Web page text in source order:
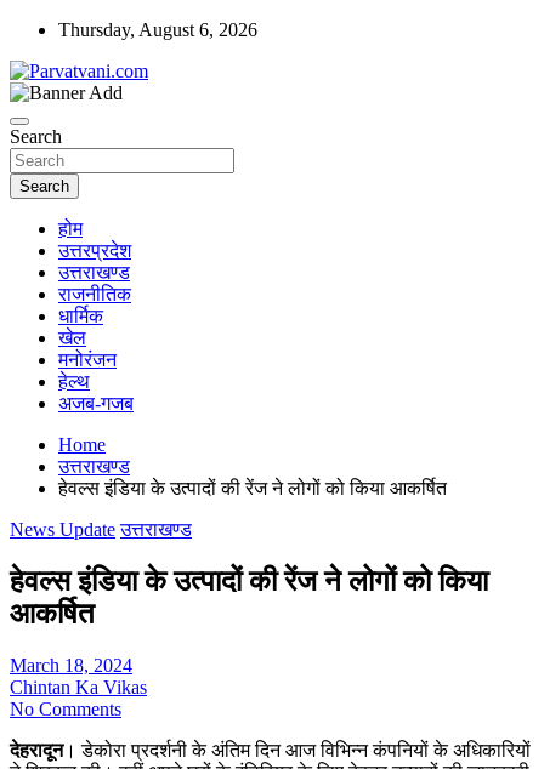
Skip
content
Thursday, August 6, 2026
Parvatvani.com
Search
Search
होम
उत्तरप्रदेश
उत्तराखण्ड
राजनीतिक
धार्मिक
खेल
मनोरंजन
हेल्थ
अजब-गजब
Home
उत्तराखण्ड
हेवल्स इंडिया के उत्पादों की रेंज ने लोगों को किया आकर्षित
News Update उत्तराखण्ड
हेवल्स इंडिया के उत्पादों की रेंज ने लोगों को किया
आकर्षित
March 18, 2024
Chintan Ka Vikas
No Comments
देहरादून। डेकोरा प्रदर्शनी के अंतिम दिन आज विभिन्न कंपनियों के अधिकारियों